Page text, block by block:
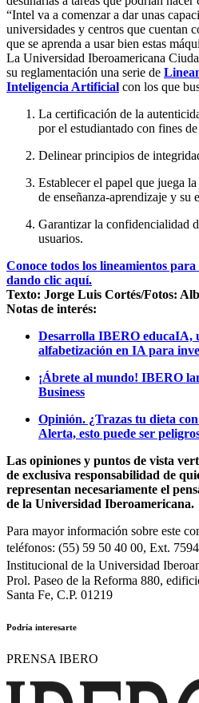
“Intel va a comenzar a dar unas
universidades y centros que cuentan
que se aprenda a usar bien estas
La Universidad Iberoamericana
su reglamentación una serie de
Inteligencia Artificial con los que
La certificación de la
por el estudiantado con fines
Delinear principios de
Establecer el papel que juega
de enseñanza-aprendizaje y su
Garantizar la confidencialidad
usuarios.
Conoce todos los lineamientos para
dando clic aquí.
Texto: Jorge Luis Cortés/Fotos:
Notas de interés:
Desarrolla IBERO educaIA,
alfabetización en IA para
¡Ábrete al mundo! IBERO
Business
Opinión. ¿Trazas tu dieta
Alerta, esto puede ser
Las opiniones y puntos de vista
de exclusiva responsabilidad de
representan necesariamente el
de la Universidad Iberoamericana.
Para mayor información sobre este
teléfonos: (55) 59 50 40 00, Ext.
Institucional de la Universidad
Prol. Paseo de la Reforma 880,
Santa Fe, C.P. 01219
Podría interesarte
PRENSA IBERO